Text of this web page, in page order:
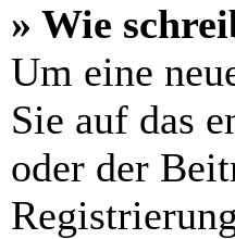
» Wie
Um eine
Sie auf das
oder der